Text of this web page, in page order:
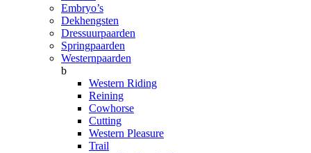
Embryo’s
Dekhengsten
Dressuurpaarden
Springpaarden
Westernpaarden
b
Western Riding
Reining
Cowhorse
Cutting
Western Pleasure
Trail